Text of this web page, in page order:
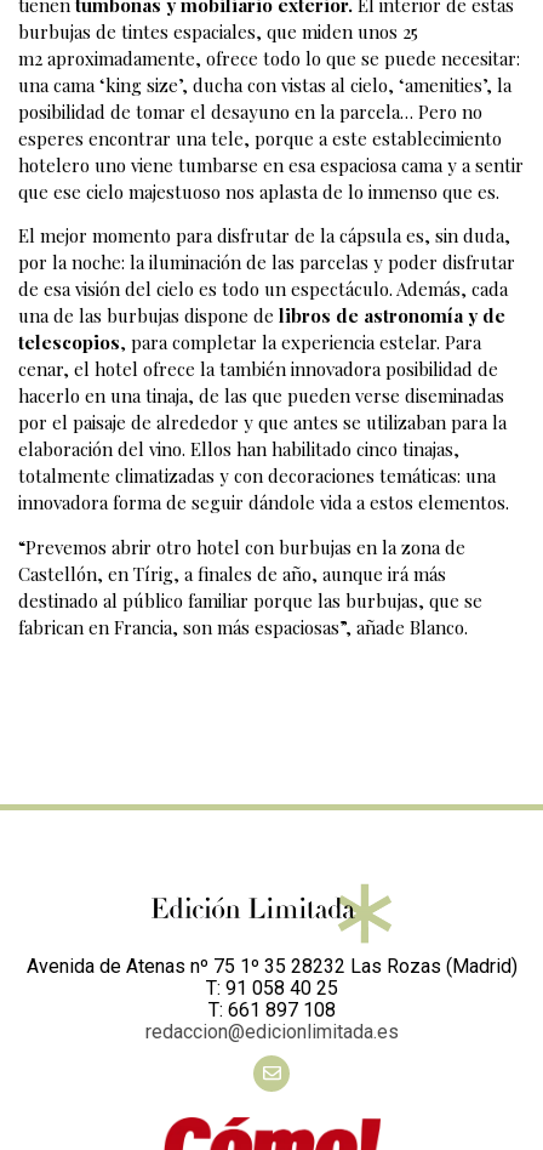
tienen tumbonas y mobiliario exterior. El interior de estas
burbujas de tintes espaciales, que miden unos 25
m2 aproximadamente, ofrece todo lo que se puede necesitar:
una cama ‘king size’, ducha con vistas al cielo, ‘amenities’, la
posibilidad de tomar el desayuno en la parcela… Pero no
esperes encontrar una tele, porque a este establecimiento
hotelero uno viene tumbarse en esa espaciosa cama y a sentir
que ese cielo majestuoso nos aplasta de lo inmenso que es.
El mejor momento para disfrutar de la cápsula es, sin duda,
por la noche: la iluminación de las parcelas y poder disfrutar
de esa visión del cielo es todo un espectáculo. Además, cada
una de las burbujas dispone de libros de astronomía y de
telescopios, para completar la experiencia estelar. Para
cenar, el hotel ofrece la también innovadora posibilidad de
hacerlo en una tinaja, de las que pueden verse diseminadas
por el paisaje de alrededor y que antes se utilizaban para la
elaboración del vino. Ellos han habilitado cinco tinajas,
totalmente climatizadas y con decoraciones temáticas: una
innovadora forma de seguir dándole vida a estos elementos.
“Prevemos abrir otro hotel con burbujas en la zona de
Castellón, en Tírig, a finales de año, aunque irá más
destinado al público familiar porque las burbujas, que se
fabrican en Francia, son más espaciosas”, añade Blanco.
Avenida de Atenas nº 75 1º 35 28232 Las Rozas (Madrid)
T: 91 058 40 25
T: 661 897 108
redaccion@edicionlimitada.es